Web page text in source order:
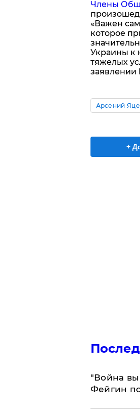
Члены
«Важен
которое
Украины к
тяжелых
заявлении
Арсений
+
"Война
Фейгин